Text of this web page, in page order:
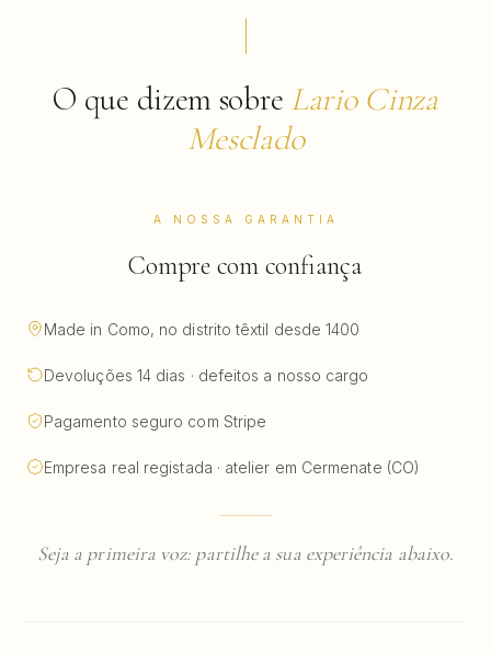
O que dizem sobre Lario Cinza
Mesclado
A NOSSA GARANTIA
Compre com confiança
Made in Como, no distrito têxtil desde 1400
Devoluções 14 dias · defeitos a nosso cargo
Pagamento seguro com Stripe
Empresa real registada · atelier em Cermenate (CO)
Seja a primeira voz: partilhe a sua experiência abaixo.